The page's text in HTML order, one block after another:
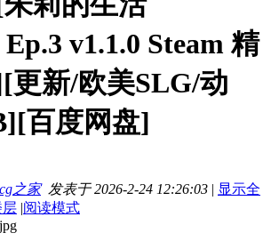
v1.1.0 Steam 精
更新/欧美SLG/动
百度网盘]
之家发表于 2026-2-24 12:26:03 | 显示全
层 |阅读模式